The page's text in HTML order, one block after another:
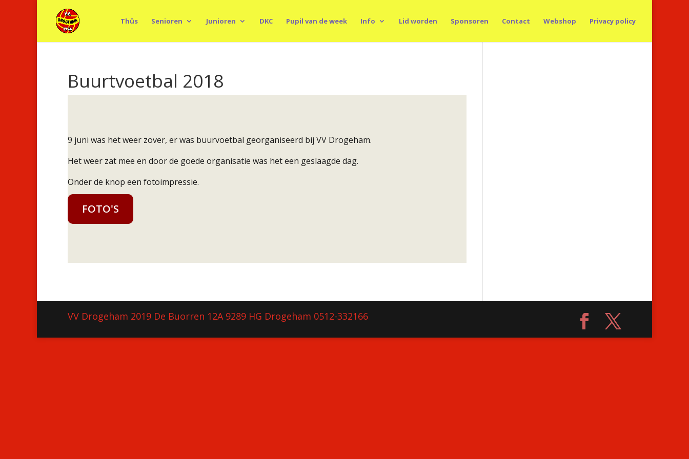
Thûs Senioren Junioren DKC Pupil van de week Info Lid worden Sponsoren Contact Webshop Privacy policy
Buurtvoetbal 2018
9 juni was het weer zover, er was buurvoetbal georganiseerd bij VV Drogeham.
Het weer zat mee en door de goede organisatie was het een geslaagde dag.
Onder de knop een fotoimpressie.
FOTO'S
VV Drogeham 2019 De Buorren 12A 9289 HG Drogeham 0512-332166